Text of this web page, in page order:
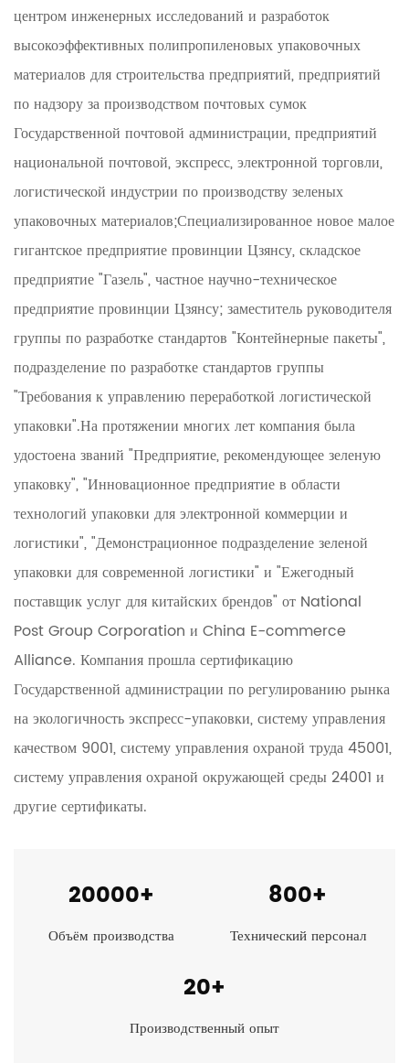
центром инженерных исследований и разработок
высокоэффективных полипропиленовых упаковочных
материалов для строительства предприятий, предприятий
по надзору за производством почтовых сумок
Государственной почтовой администрации, предприятий
национальной почтовой, экспресс, электронной торговли,
логистической индустрии по производству зеленых
упаковочных материалов;Специализированное новое малое
гигантское предприятие провинции Цзянсу, складское
предприятие "Газель", частное научно-техническое
предприятие провинции Цзянсу; заместитель руководителя
группы по разработке стандартов "Контейнерные пакеты",
подразделение по разработке стандартов группы
"Требования к управлению переработкой логистической
упаковки".На протяжении многих лет компания была
удостоена званий "Предприятие, рекомендующее зеленую
упаковку", "Инновационное предприятие в области
технологий упаковки для электронной коммерции и
логистики", "Демонстрационное подразделение зеленой
упаковки для современной логистики" и "Ежегодный
поставщик услуг для китайских брендов" от National
Post Group Corporation и China E-commerce
Alliance. Компания прошла сертификацию
Государственной администрации по регулированию рынка
на экологичность экспресс-упаковки, систему управления
качеством 9001, систему управления охраной труда 45001,
систему управления охраной окружающей среды 24001 и
другие сертификаты.
20000+
Объём производства
800+
Технический персонал
20+
Производственный опыт